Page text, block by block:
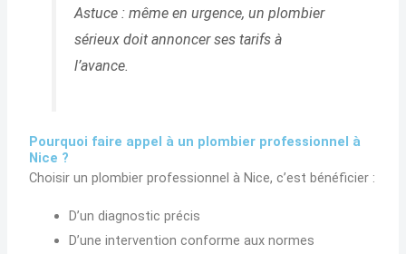
Astuce : même en urgence, un plombier
sérieux doit annoncer ses tarifs à
l’avance.
Pourquoi faire appel à un plombier professionnel à
Nice ?
Choisir un plombier professionnel à Nice, c’est bénéficier :
D’un diagnostic précis
D’une intervention conforme aux normes